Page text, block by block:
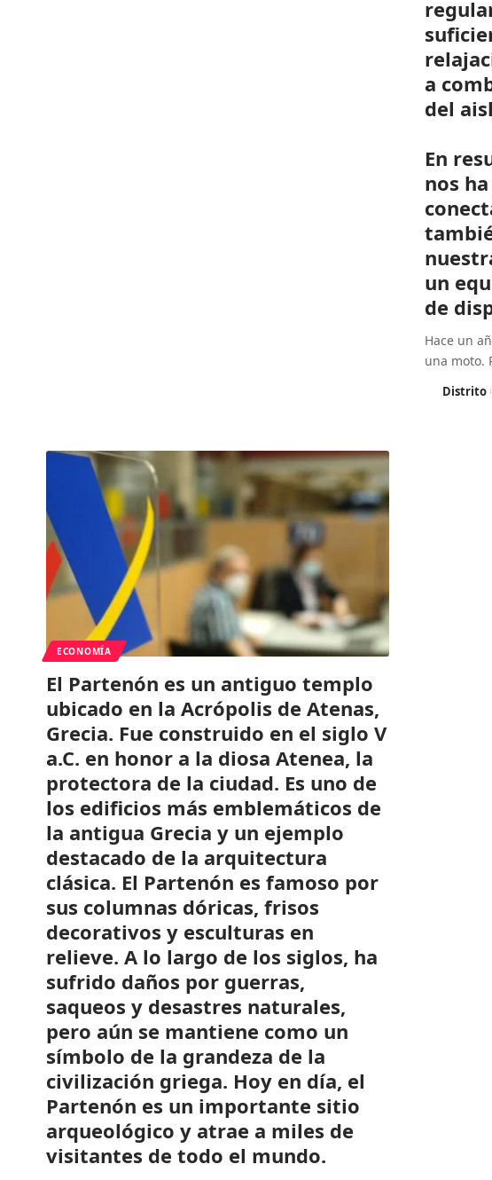
a
del
En
nos
un
de
Hace un
una moto.
Distrito
ECONOMÍA
El Partenón es un antiguo templo
ubicado en la Acrópolis de Atenas,
Grecia. Fue construido en el siglo V
a.C. en honor a la diosa Atenea, la
protectora de la ciudad. Es uno de
los edificios más emblemáticos de
la antigua Grecia y un ejemplo
destacado de la arquitectura
clásica. El Partenón es famoso por
sus columnas dóricas, frisos
decorativos y esculturas en
relieve. A lo largo de los siglos, ha
sufrido daños por guerras,
saqueos y desastres naturales,
pero aún se mantiene como un
símbolo de la grandeza de la
civilización griega. Hoy en día, el
Partenón es un importante sitio
arqueológico y atrae a miles de
visitantes de todo el mundo.